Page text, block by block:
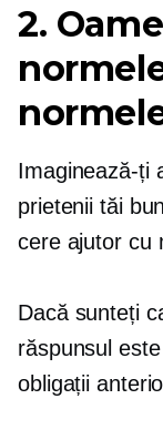
2.
Imaginează-ți
prietenii tăi
cere ajutor cu
Dacă sunteți
răspunsul
obligații